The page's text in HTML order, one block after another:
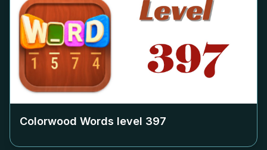
Colorwood Words level 397